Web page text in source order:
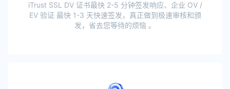
iTrust SSL DV 证书最快 2-5 分钟签发响应、企业 OV /
EV 验证 最快 1-3 天快速签发，真正做到极速审核和颁
发，省去您等待的烦恼 。